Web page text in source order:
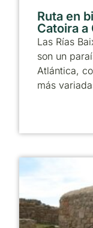
Ruta en
Catoira a
Las Rías
son un
Atlántica,
más